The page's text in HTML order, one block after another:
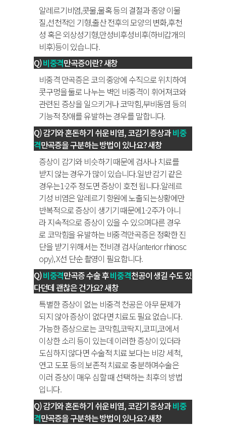
알레르기비염,콧물,물혹 등의 결절과 종양 이물
질,선천적인 기형,출산 전후의 모양의 변화,후천
성 혹은 외상성기형,만성비후성비후(하비갑개의
비후)등이 있습니다.
비중격만곡증이란?새창
비중격 만곡증은 코의 중앙에 수직으로 위치하여
콧구멍을 둘로 나누는 벽인 비중격이 휘어져코와
관련된 증상을 일으키거나 코막힘,부비동염 등의
기능적 장애를 유발하는 경우를 말합니다.
감기와 혼돈하기 쉬운 비염, 코감기 증상과비중
격만곡증을 구분하는 방법이 있나요?새창
증상이 감기와 비슷하기 때문에 검사나 치료를
받지 않는 경우가 많이 있습니다.일반 감기 같은
경우는1-2주 정도면 증상이 호전 됩니다.알레르
기성 비염은 알레르기 항원에 노출되는상황에만
반복적으로 증상이 생기기 때문에1-2주가 아니
라 지속적으로 증상이 있을 수 있으며다른 경우
로 코막힘을 유발하는 비중격만곡증은 정확한 진
단을 받기 위해서는 전비경 검사(anterior rhinosc
opy), X선 단순 촬영이 필요합니다.
비중격만곡증 수술 후비중격천공이 생길 수도 있
다던데 괜찮은 건가요?새창
특별한 증상이 없는 비중격 천공은 아무 문제가
되지 않아 증상이 없다면 치료도 필요 없습니다.
가능한 증상으로는 코막힘,코딱지,코피,코에서
이상한 소리 등이 있는데 이러한 증상이 있더라
도심하지 않다면 수술적 치료 보다는 비강 세척,
연고 도포 등의 보존적 치료로 충분하며수술은
이러 증상이 매우 심할 때 선택하는 최후의 방법
입니다.
감기와 혼돈하기 쉬운 비염, 코감기 증상과비중
격만곡증을 구분하는 방법이 있나요?새창